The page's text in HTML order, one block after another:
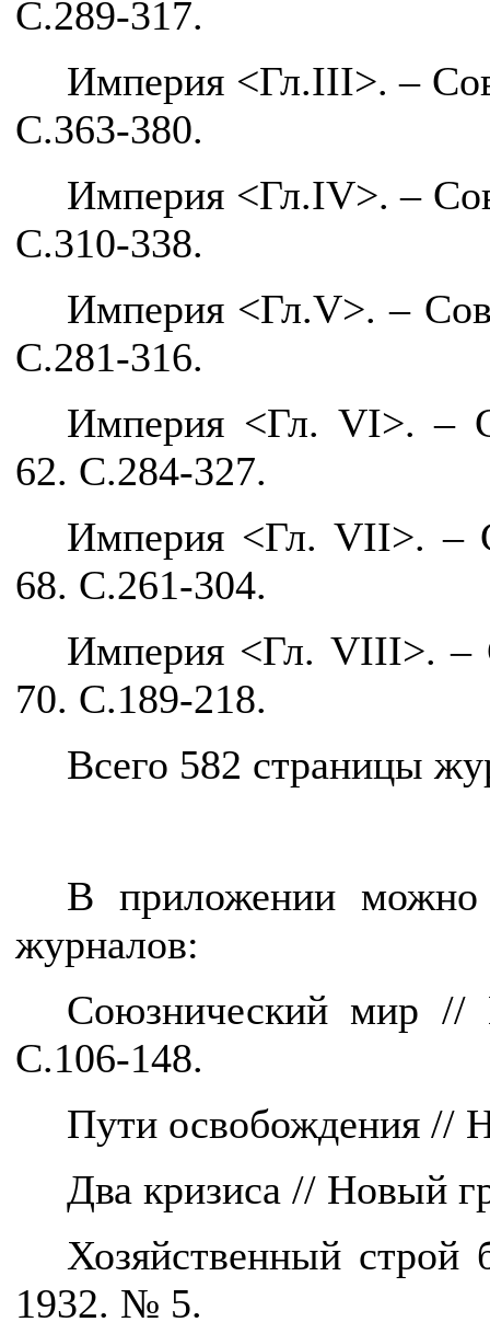
С.289-317.
Империя <Гл.III>. –
С.363-380.
Империя <Гл.IV>. –
С.310-338.
Империя <Гл.V>. –
С.281-316.
Империя <Гл.VI>. –
62. С.284-327.
Империя <Гл.VII>. –
68. С.261-304.
Империя <Гл. VIII>. –
70. С.189-218.
Всего 582 страницы
В приложении можно
журналов:
Союзнический мир
С.106-148.
Пути освобождения //
Два кризиса // Новый
Хозяйственный
1932. № 5.